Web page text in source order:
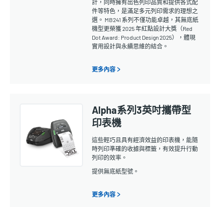
計，同時擁有出色列印品質和提供各式配
件等特色，是滿足多元列印需求的理想之
選。 MB241 系列不僅功能卓越，其無底紙
機型更榮獲 2025 年紅點設計大獎（Red
Dot Award: Product Design 2025），體現
實用設計與永續思維的結合。
更多內容 >
Alpha系列3英吋攜帶型
印表機
這些輕巧且具有經濟效益的印表機，能隨
時列印準確的收據與標籤，有效提升行動
列印的效率。
提供無底紙型號。
更多內容 >